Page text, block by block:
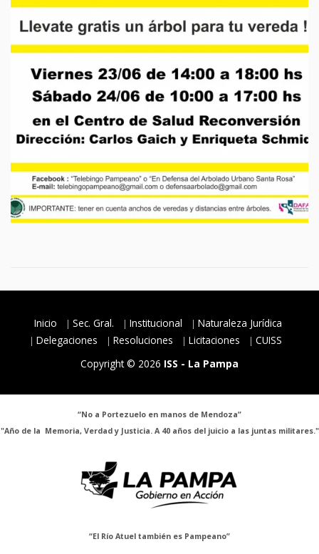
Inicio Sec. Gral. Institucional
Naturaleza Jurídica
Delegaciones
Resoluciones Licitaciones
CUISS
Copyright © 2026 ISS - La Pampa
“No a Portezuelo en manos de Mendoza”
"Año de la Memoria, Verdad y Justicia. A 40 años del juicio a las juntas militares."
“El Río Atuel también es Pampeano”